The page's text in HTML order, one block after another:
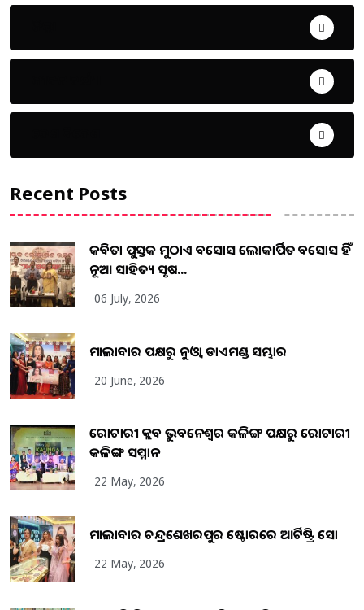
Recent Posts
କବିତା ପୁସ୍ତକ ମୁଠାଏ ଅବସୋସ ଲୋକାର୍ପିତ ଅବସୋସ ହିଁ
ନୂଆ ସାହିତ୍ୟ ସୃଷ...
06 July, 2026
ମାଲାବାର ପକ୍ଷରୁ ନୁଓ୍ବା ଡାଏମଣ୍ଡ ସମ୍ଭାର
20 June, 2026
ରୋଟାରୀ କ୍ଲବ ଭୁବନେଶ୍ୱର କଳିଙ୍ଗ ପକ୍ଷରୁ ରୋଟାରୀ
କଳିଙ୍ଗ ସମ୍ମାନ
22 May, 2026
ମାଲାବାର ଚନ୍ଦ୍ରଶେଖରପୁର ଷ୍ଟୋରରେ ଆର୍ଟିଷ୍ଟ୍ରି ସୋ
22 May, 2026